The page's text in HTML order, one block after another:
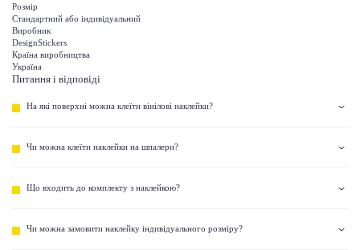
Розмір
Стандартний або індивідуальний
Виробник
DesignStickers
Країна виробництва
Україна
Питання і відповіді
На які поверхні можна клеїти вінілові наклейки?
Чи можна клеїти наклейки на шпалери?
Що входить до комплекту з наклейкою?
Чи можна замовити наклейку індивідуального розміру?